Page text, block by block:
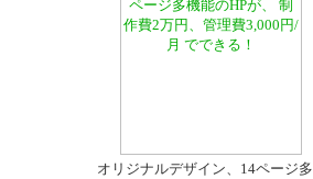
オリジナルデザイン、14ページ多